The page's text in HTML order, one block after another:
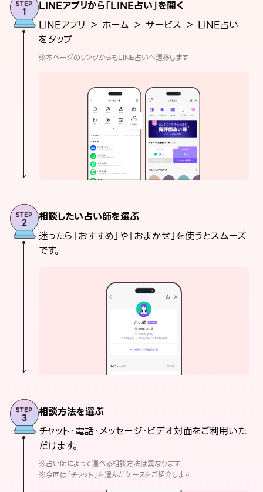
LINEアプリから「LINE占い」を開く
LINEアプリ ＞ ホーム ＞ サービス ＞ LINE占い
をタップ
※本ページのリンクからもLINE占いへ遷移します
相談したい占い師を選ぶ
迷ったら「おすすめ」や「おまかせ」を使うとスムーズ
です。
相談方法を選ぶ
チャット・電話・メッセージ・ビデオ対面をご利用いた
だけます。
※占い師によって選べる相談方法は異なります
※今回は「チャット」を選んだケースをご紹介します